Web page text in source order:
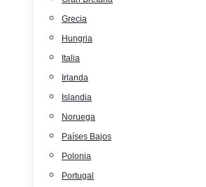
Grecia
Hungria
Italia
Irlanda
Islandia
Noruega
Países Bajos
Polonia
Portugal